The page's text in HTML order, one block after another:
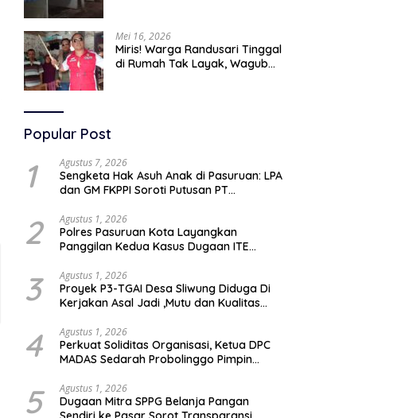
Mei 16, 2026
Miris! Warga Randusari Tinggal
di Rumah Tak Layak, Wagub
Popular Post
1 Agustus 7, 2026
Sengketa Hak Asuh Anak di Pasuruan: LPA
dan GM FKPPI Soroti Putusan PT
Mahkamah Agung
2 Agustus 1, 2026
Polres Pasuruan Kota Layangkan
Panggilan Kedua Kasus Dugaan ITE
3 Agustus 1, 2026
Proyek P3-TGAI Desa Sliwung Diduga Di
Kerjakan Asal Jadi ,Mutu dan Kualitas
4 Agustus 1, 2026
Perkuat Soliditas Organisasi, Ketua DPC
MADAS Sedarah Probolinggo Pimpin
5 Agustus 1, 2026
Dugaan Mitra SPPG Belanja Pangan